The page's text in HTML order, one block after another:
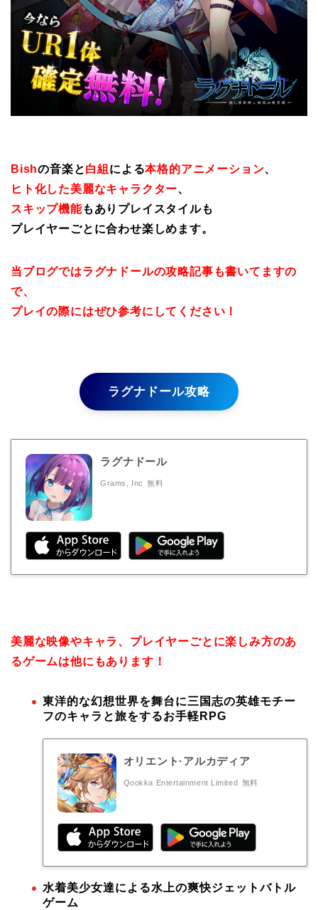
Bishの音楽と白組 による本格的アニメーション、
ヒト化した美麗なキャラクター、
スキップ機能もありプレイスタイルも
プレイヤーごとに合わせ楽しめます。
当ブログではラグナドールの攻略記事も書いてますの
で、
プレイの際にはぜひ参考にしてください！
ラグナドール攻略
ラグナドール
Grams, Inc 無料
美麗な映像やキャラ、プレイヤーごとに楽しみ方のあ
るゲームは他にもあります！
東洋的な幻想世界を舞台に三国志の英雄モチー
フのキャラと旅をするお手軽RPG
オリエント·アルカディア
Qookka Entertainment Limited 無料
水着美少女達による水上の爽快ジェットバトル
ゲーム